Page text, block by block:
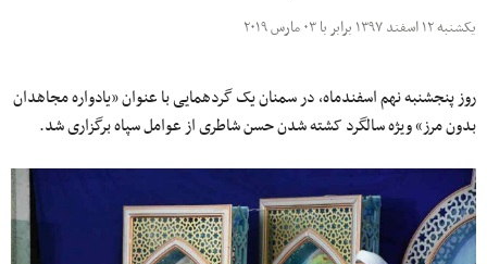
یکشنبه ۱۲ اسفند ۱۳۹۷ برابر با ۰۳ مارس ۲۰۱۹
روز پنجشنبه نهم اسفندماه، در سمنان یک گردهمایی با عنوان «یادواره مجاهدان
بدون مرز» ویژه سالگرد کشته شدن حسن شاطری از عوامل سپاه برگزاری شد.